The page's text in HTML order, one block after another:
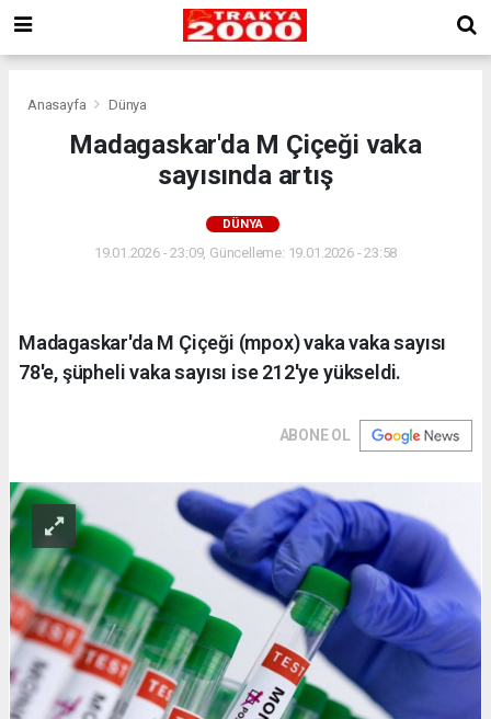
Anasayfa Dünya
Madagaskar'da M Çiçeği vaka
sayısında artış
DÜNYA
19.01.2026 - 23:09, Güncelleme: 19.01.2026 - 23:58
Madagaskar'da M Çiçeği (mpox) vaka vaka sayısı
78'e, şüpheli vaka sayısı ise 212'ye yükseldi.
ABONE OL